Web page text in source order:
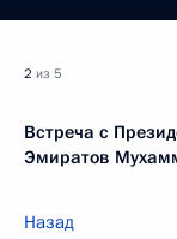
2 из 5
Встреча с
Эмиратов
Назад